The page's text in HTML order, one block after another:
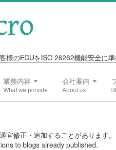
様のECUをISO 26262機能安全に
業務内容 会社案内
宜修正・追加することがあります。
to blogs already published.